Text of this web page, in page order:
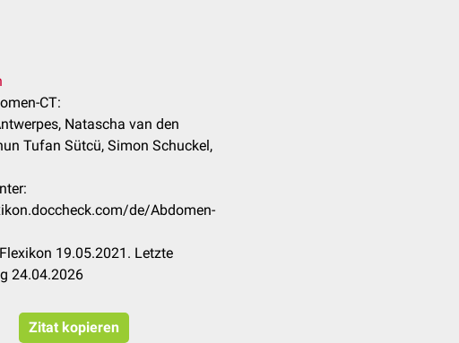
CT:
Natascha van den
Tufan Sütcü, Simon Schuckel,
de/Abdomen-
19.05.2021. Letzte
24.04.2026
Zitat kopieren